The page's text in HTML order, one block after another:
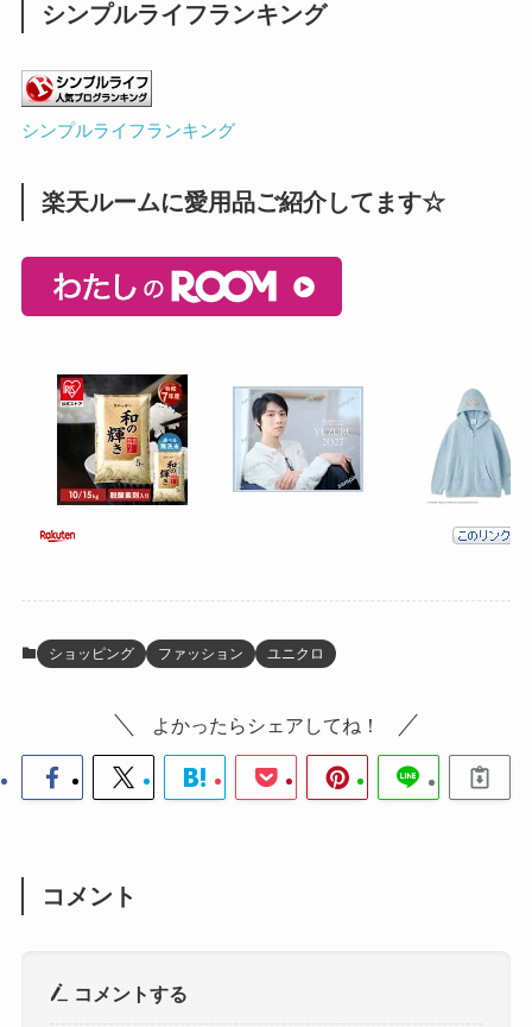
シンプルライフランキング
シンプルライフランキング
楽天ルームに愛用品ご紹介してます☆
ショッピング ファッション ユニクロ
よかったらシェアしてね！
コメント
コメントする